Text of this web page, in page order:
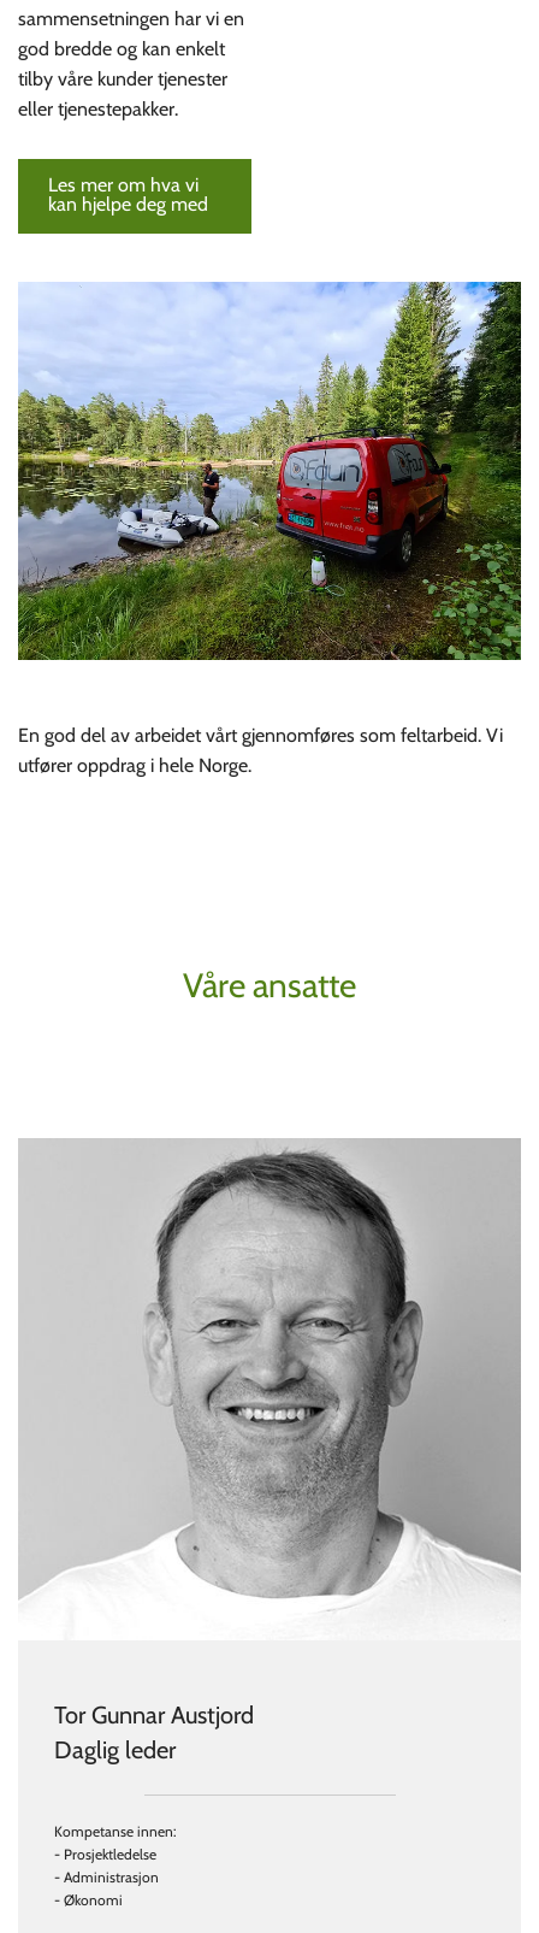
sammensetningen har vi en
god bredde og kan enkelt
tilby våre kunder tjenester
eller tjenestepakker.
Les mer om hva vi
kan hjelpe deg med
En god del av arbeidet vårt gjennomføres som feltarbeid. Vi
utfører oppdrag i hele Norge.
Våre ansatte
Tor Gunnar Austjord
Daglig leder
Kompetanse innen:
- Prosjektledelse
- Administrasjon
- Økonomi